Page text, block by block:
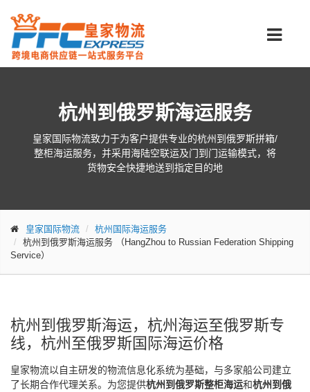
杭州到俄罗斯海运服务
皇家国际物流致力于为客户提供专业的杭州到俄罗斯拼箱/
整柜海运服务，并采用海陆空联运及门到门运输模式，将
货物安全快捷地送到指定目的地
皇家国际物流
杭州国际海运服务
杭州到俄罗斯海运服务 （HangZhou to Russian Federation Shipping
Service）
杭州到俄罗斯海运，杭州海运至俄罗斯专
线，杭州至俄罗斯国际海运价格
皇家物流以自主研发的物流信息化系统为基础，与多家船公司建立
了长期合作代理关系。为您提供杭州到俄罗斯整柜海运和杭州到俄